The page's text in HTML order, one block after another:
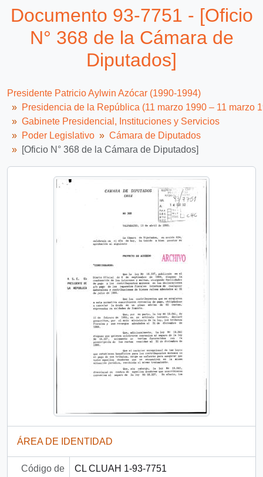
93-14004 - [Carta de la Comisión Especial encargada de proponer proyectos para el desarrollo de Arica]
85 más...
Documento 93-7751 - [Oficio
N° 368 de la Cámara de
Diputados]
Presidente Patricio Aylwin Azócar (1990-1994)
Presidencia de la República (11 marzo 1990 – 11 marzo
Gabinete Presidencial, Instituciones y Servicios
Poder Legislativo
Cámara de Diputados
[Oficio N° 368 de la Cámara de Diputados]
ÁREA DE IDENTIDAD
Código de CL CLUAH 1-93-7751